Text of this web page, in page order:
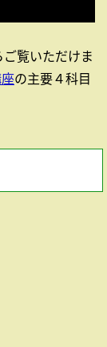
ご覧いただけま
の主要４科目